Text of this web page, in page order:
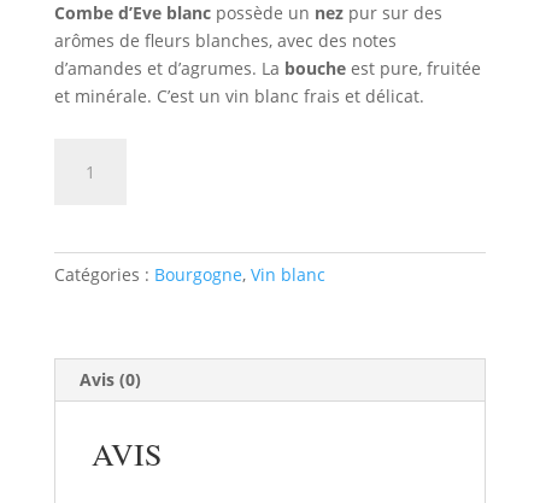
Combe d’Eve blancpossède un nezpur sur des
arômes de fleurs blanches, avec des notes
d’amandes et d’agrumes. La boucheest pure, fruitée
et minérale. C’est un vin blanc frais et délicat.
BEAUNE
BLANC
COMBE
D'EVE
Catégories : Bourgogne, Vin blanc
Avis (0)
AVIS